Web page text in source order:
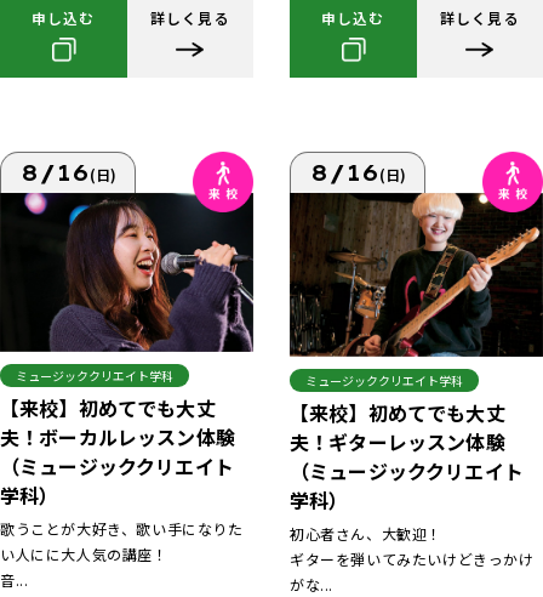
申し込む 詳しく見る 申し込む 詳しく見る
8/16(日)
ミュージッククリエイト学科
【来校】初めてでも大丈
夫！ボーカルレッスン体験
（ミュージッククリエイト
学科）
歌うことが大好き、歌い手になりた
い人にに大人気の講座！
音...
8/16(日)
ミュージッククリエイト学科
【来校】初めてでも大丈
夫！ギターレッスン体験
（ミュージッククリエイト
学科）
初心者さん、大歓迎！
ギターを弾いてみたいけどきっかけ
がな...